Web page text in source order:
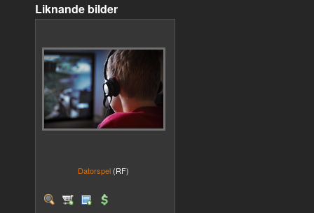
Liknande bilder
Datorspel (RF)